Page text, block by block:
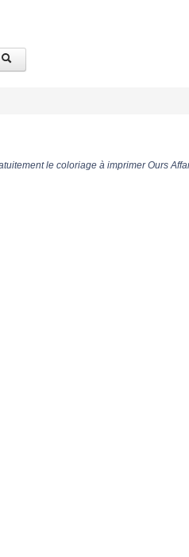
le coloriage à imprimer Ours